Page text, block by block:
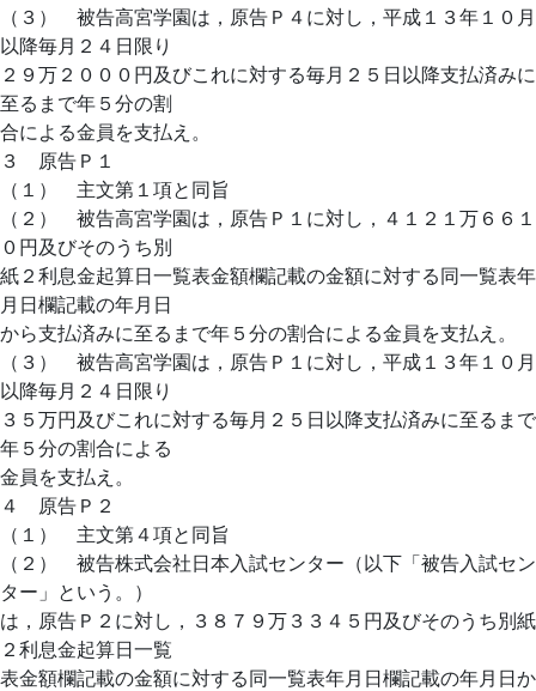
（３） 被告高宮学園は，原告Ｐ４に対し，平成１３年１０月
以降毎月２４日限り
２９万２０００円及びこれに対する毎月２５日以降支払済みに
至るまで年５分の割
合による金員を支払え。
３ 原告Ｐ１
（１） 主文第１項と同旨
（２） 被告高宮学園は，原告Ｐ１に対し，４１２１万６６１
０円及びそのうち別
紙２利息金起算日一覧表金額欄記載の金額に対する同一覧表年
月日欄記載の年月日
から支払済みに至るまで年５分の割合による金員を支払え。
（３） 被告高宮学園は，原告Ｐ１に対し，平成１３年１０月
以降毎月２４日限り
３５万円及びこれに対する毎月２５日以降支払済みに至るまで
年５分の割合による
金員を支払え。
４ 原告Ｐ２
（１） 主文第４項と同旨
（２） 被告株式会社日本入試センター（以下「被告入試セン
ター」という。）
は，原告Ｐ２に対し，３８７９万３３４５円及びそのうち別紙
２利息金起算日一覧
表金額欄記載の金額に対する同一覧表年月日欄記載の年月日か